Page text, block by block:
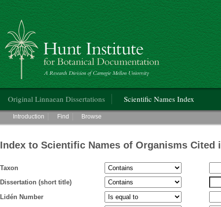
Hunt Institute for Botanical Documentation
Original Linnaean Dissertations Scientific Names Index
Main menu
Introduction Find Browse
Index to Scientific Names of Organisms Cited
Taxon
Dissertation (short title)
Lidén Number